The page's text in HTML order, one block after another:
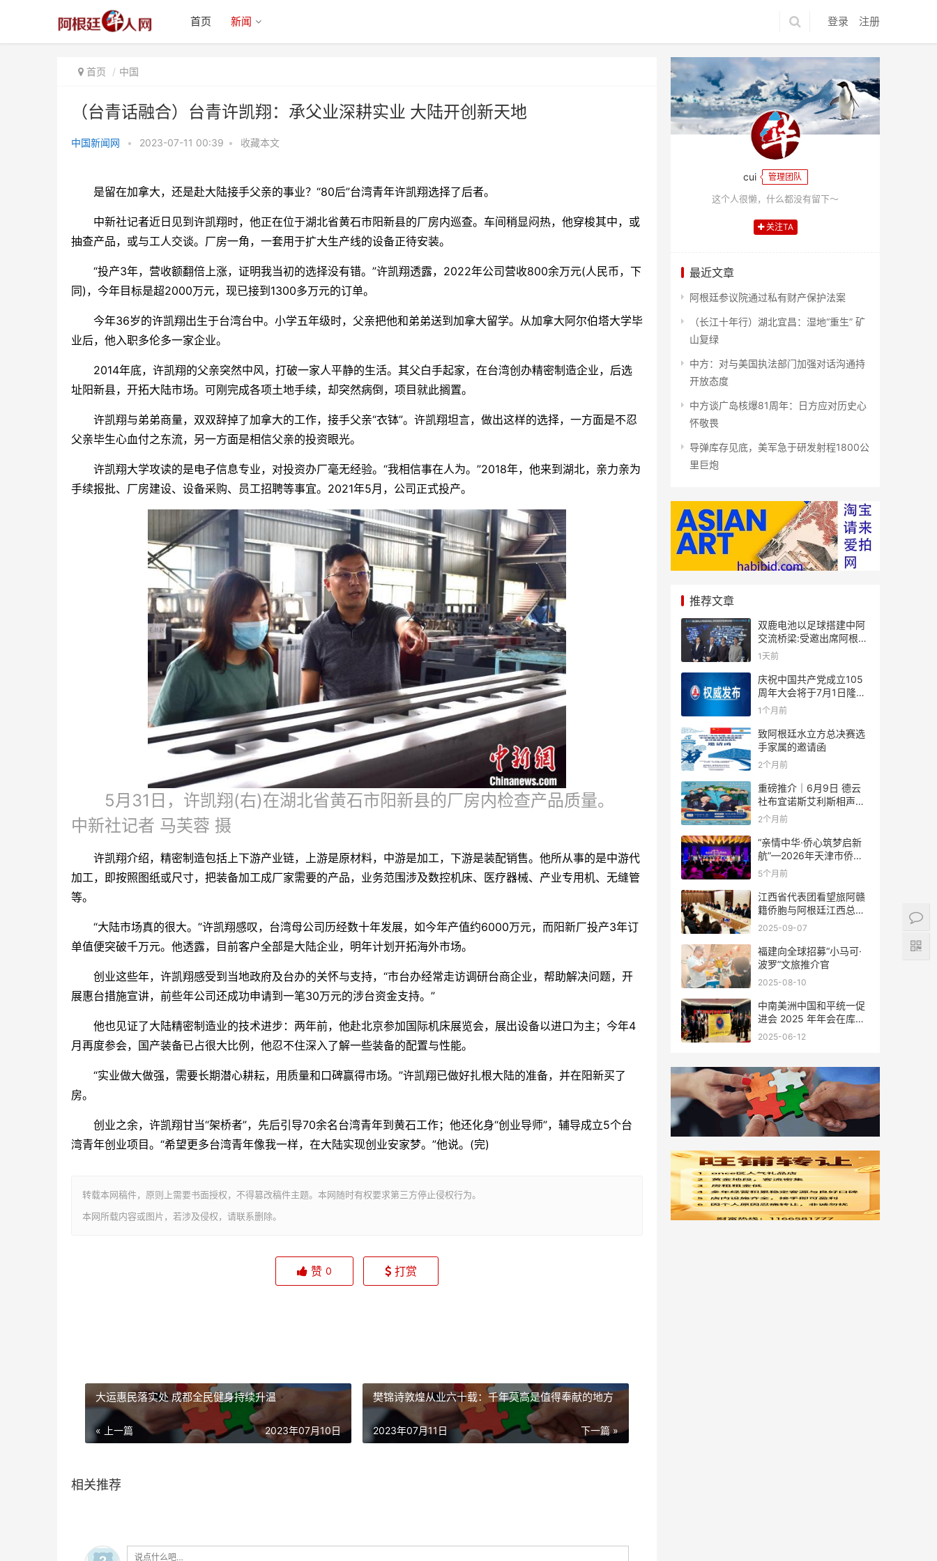
登录 注册
首页 新闻
首页 中国
（台青话融合）台青许凯翔：承父业深耕实业 大陆开创新天地
中国新闻网 • 2023-07-11 00:39 • 收藏本文
是留在加拿大，还是赴大陆接手父亲的事业？“80后”台湾青年许凯翔选择了后者。
中新社记者近日见到许凯翔时，他正在位于湖北省黄石市阳新县的厂房内巡查。车间稍显闷热，他穿梭其中，或
抽查产品，或与工人交谈。厂房一角，一套用于扩大生产线的设备正待安装。
“投产3年，营收额翻倍上涨，证明我当初的选择没有错。”许凯翔透露，2022年公司营收800余万元(人民币，下
同)，今年目标是超2000万元，现已接到1300多万元的订单。
今年36岁的许凯翔出生于台湾台中。小学五年级时，父亲把他和弟弟送到加拿大留学。从加拿大阿尔伯塔大学毕
业后，他入职多伦多一家企业。
2014年底，许凯翔的父亲突然中风，打破一家人平静的生活。其父白手起家，在台湾创办精密制造企业，后选
址阳新县，开拓大陆市场。可刚完成各项土地手续，却突然病倒，项目就此搁置。
许凯翔与弟弟商量，双双辞掉了加拿大的工作，接手父亲“衣钵”。许凯翔坦言，做出这样的选择，一方面是不忍
父亲毕生心血付之东流，另一方面是相信父亲的投资眼光。
许凯翔大学攻读的是电子信息专业，对投资办厂毫无经验。“我相信事在人为。”2018年，他来到湖北，亲力亲为
手续报批、厂房建设、设备采购、员工招聘等事宜。2021年5月，公司正式投产。
5月31日，许凯翔(右)在湖北省黄石市阳新县的厂房内检查产品质量。
中新社记者 马芙蓉 摄
许凯翔介绍，精密制造包括上下游产业链，上游是原材料，中游是加工，下游是装配销售。他所从事的是中游代
加工，即按照图纸或尺寸，把装备加工成厂家需要的产品，业务范围涉及数控机床、医疗器械、产业专用机、无缝管
等。
“大陆市场真的很大。”许凯翔感叹，台湾母公司历经数十年发展，如今年产值约6000万元，而阳新厂投产3年订
单值便突破千万元。他透露，目前客户全部是大陆企业，明年计划开拓海外市场。
创业这些年，许凯翔感受到当地政府及台办的关怀与支持，“市台办经常走访调研台商企业，帮助解决问题，开
展惠台措施宣讲，前些年公司还成功申请到一笔30万元的涉台资金支持。”
他也见证了大陆精密制造业的技术进步：两年前，他赴北京参加国际机床展览会，展出设备以进口为主；今年4
月再度参会，国产装备已占很大比例，他忍不住深入了解一些装备的配置与性能。
“实业做大做强，需要长期潜心耕耘，用质量和口碑赢得市场。”许凯翔已做好扎根大陆的准备，并在阳新买了
房。
创业之余，许凯翔甘当“架桥者”，先后引导70余名台湾青年到黄石工作；他还化身“创业导师”，辅导成立5个台
湾青年创业项目。“希望更多台湾青年像我一样，在大陆实现创业安家梦。”他说。(完)
转载本网稿件，原则上需要书面授权，不得篡改稿件主题。本网随时有权要求第三方停止侵权行为。
本网所载内容或图片，若涉及侵权，请联系删除。
业深耕实业 大陆开创新
赞 0 打赏
大运惠民落实处 成都全民健身持续升温
« 上一篇 2023年07月10日
樊锦诗敦煌从业六十载：千年莫高是值得奉献的地方
下一篇 »
2023年07月11日
相关推荐
cui 管理团队
这个人很懒，什么都没有留下～
关注TA
最近文章
阿根廷参议院通过私有财产保护法案
（长江十年行）湖北宜昌：湿地“重生” 矿
山复绿
中方：对与美国执法部门加强对话沟通持
开放态度
中方谈广岛核爆81周年：日方应对历史心
怀敬畏
导弹库存见底，美军急于研发射程1800公
里巨炮
推荐文章
双鹿电池以足球搭建中阿
交流桥梁:受邀出席阿根廷
足协赞助商招待会！
1天前
庆祝中国共产党成立105
周年大会将于7月1日隆重
举行
1个月前
致阿根廷水立方总决赛选
手家属的邀请函
2个月前
重磅推介｜6月9日 德云
社布宜诺斯艾利斯相声专
场！国风曲艺邂逅南美风
结！
2个月前
“亲情中华·侨心筑梦启新
航”—2026年天津市侨界
新春联谊活动成功举办
5个月前
江西省代表团看望旅阿赣
籍侨胞与阿根廷江西总商
会座谈
2025-09-07
福建向全球招募“小马可·
波罗”文旅推介官
2025-08-10
中南美洲中国和平统一促
进会 2025 年年会在库拉
索圆满举行，共绘反“独”
2025-06-12